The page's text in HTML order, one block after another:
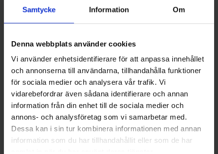
Samtycke Information Om
Denna webbplats använder cookies
Vi använder enhetsidentifierare för att anpassa innehållet
och annonserna till användarna, tillhandahålla funktioner
för sociala medier och analysera vår trafik. Vi
vidarebefordrar även sådana identifierare och annan
information från din enhet till de sociala medier och
annons- och analysföretag som vi samarbetar med.
Dessa kan i sin tur kombinera informationen med annan
information som du har tillhandahållit eller som de har
Mieko Predator
Mieko Stinger Havsfiske 15 cm
med spikes (2-pack)
79 kr
Mieko Predator
Mieko havsfisketafs
Hälleflundra 2-pack
65 kr